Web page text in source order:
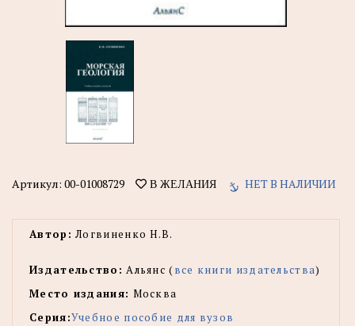
Артикул: 00-01008729 В ЖЕЛАНИЯ НЕТ В НАЛИЧИИ
Автор: Логвиненко Н.В.
Издательство: Альянс (все книги издательства)
Место издания: Москва
Серия:Учебное пособие для вузов